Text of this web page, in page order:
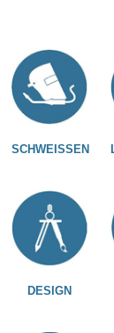
SCHWEISSEN
DESIGN